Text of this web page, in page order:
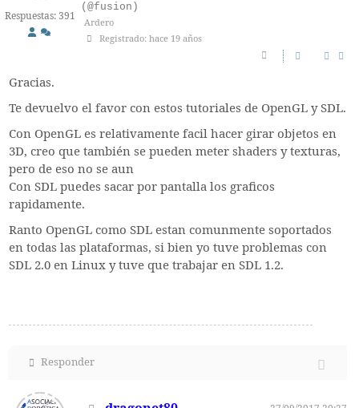
Respuestas: 391
(@fusion)
Ardero
Registrado: hace 19 años
Gracias.
Te devuelvo el favor con estos tutoriales de OpenGL y SDL.
Con OpenGL es relativamente facil hacer girar objetos en
3D, creo que también se pueden meter shaders y texturas,
pero de eso no se aun
Con SDL puedes sacar por pantalla los graficos
rapidamente.
Ranto OpenGL como SDL estan comunmente soportados
en todas las plataformas, si bien yo tuve problemas con
SDL 2.0 en Linux y tuve que trabajar en SDL 1.2.
Responder